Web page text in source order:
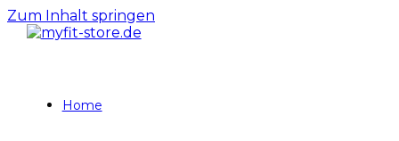
Zum Inhalt springen
Home